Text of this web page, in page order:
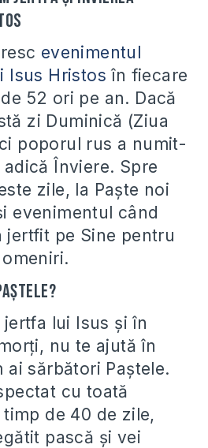
evenimentul
Isus Hristos în fiecare
52 ori pe an. Dacă
zi Duminică (Ziua
poporul rus a numit-
adică Înviere. Spre
zile, la Paşte noi
evenimentul când
jertfit pe Sine pentru
lui Isus şi în
nu te ajută în
sărbători Paştele.
cu toată
de 40 de zile,
pască şi vei